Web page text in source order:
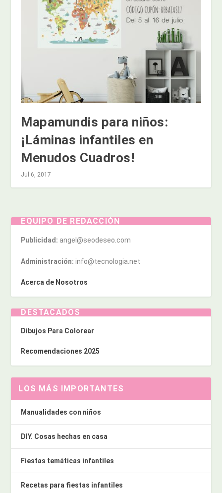
Mapamundis para niños:
¡Láminas infantiles en
Menudos Cuadros!
Jul 6, 2017
EQUIPO DE REDACCIÓN
Publicidad: angel@seodeseo.com
Administración: info@tecnologia.net
Acerca de Nosotros
DESTACADOS
Dibujos Para Colorear
Recomendaciones 2025
LOS MÁS IMPORTANTES
Manualidades con niños
DIY. Cosas hechas en casa
Fiestas temáticas infantiles
Recetas para fiestas infantiles